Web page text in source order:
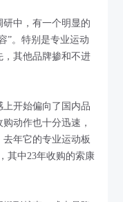
研中，有一个明显的
”。特别是专业运动
，其他品牌掺和不进
开始偏向了国内品
动作也十分迅速，
年它的专业运动板
其中23年收购的索康